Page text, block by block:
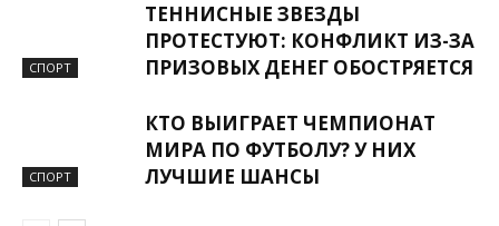
СПОРТ
ТЕННИСНЫЕ ЗВЕЗДЫ
ПРОТЕСТУЮТ: КОНФЛИКТ ИЗ-ЗА
ПРИЗОВЫХ ДЕНЕГ ОБОСТРЯЕТСЯ
СПОРТ
КТО ВЫИГРАЕТ ЧЕМПИОНАТ
МИРА ПО ФУТБОЛУ? У НИХ
ЛУЧШИЕ ШАНСЫ